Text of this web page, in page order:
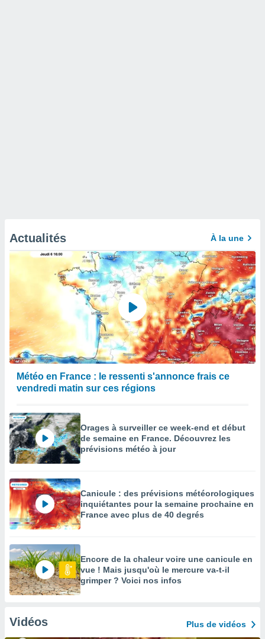
Actualités À la une
Météo en France : le ressenti s'annonce frais ce
vendredi matin sur ces régions
Orages à surveiller ce week-end et début
de semaine en France. Découvrez les
prévisions météo à jour
Canicule : des prévisions météorologiques
inquiétantes pour la semaine prochaine en
France avec plus de 40 degrés
Encore de la chaleur voire une canicule en
vue ! Mais jusqu'où le mercure va-t-il
grimper ? Voici nos infos
Vidéos Plus de vidéos